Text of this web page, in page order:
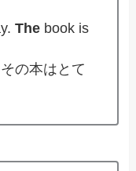
The book is
の本はとて